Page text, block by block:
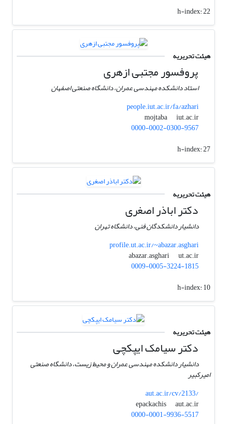
h-index:22
هیئت تحریریه
پروفسور مجتبی ازهری
استاد دانشکده مهندسی عمران، دانشگاه صنعتی اصفهان
people.iut.ac.ir/fa/azhari
mojtaba
iut.ac.ir
0000-0002-0300-9567
h-index:27
هیئت تحریریه
دکتر اباذر اصغری
دانشیار دانشکدگان فنی، دانشگاه تهران
profile.ut.ac.ir/~abazar.asghari
abazar.asghari
ut.ac.ir
0009-0005-3224-1815
h-index:10
هیئت تحریریه
دکتر سیامک ایپکچی
دانشیار دانشکده مهندسی عمران و محیط زیست، دانشگاه صنعتی
امیرکبیر
aut.ac.ir/cv/2133/
epackachis
aut.ac.ir
0000-0001-9936-5517